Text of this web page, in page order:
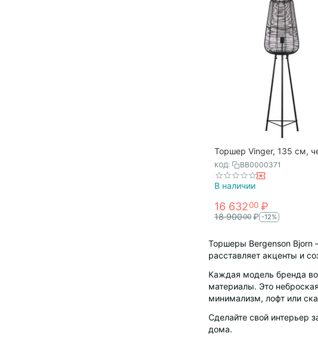
Торшер Vinger, 135 см,
Bergenson Bjorn
КОД: BB0000371
В наличии
16 63200 ₽
18 90000 ₽ -12%
Торшеры Bergenson Bjorn
расставляет акценты и
Каждая модель бренда
материалы. Это
минимализм, лофт или
Сделайте свой интерьер
дома.